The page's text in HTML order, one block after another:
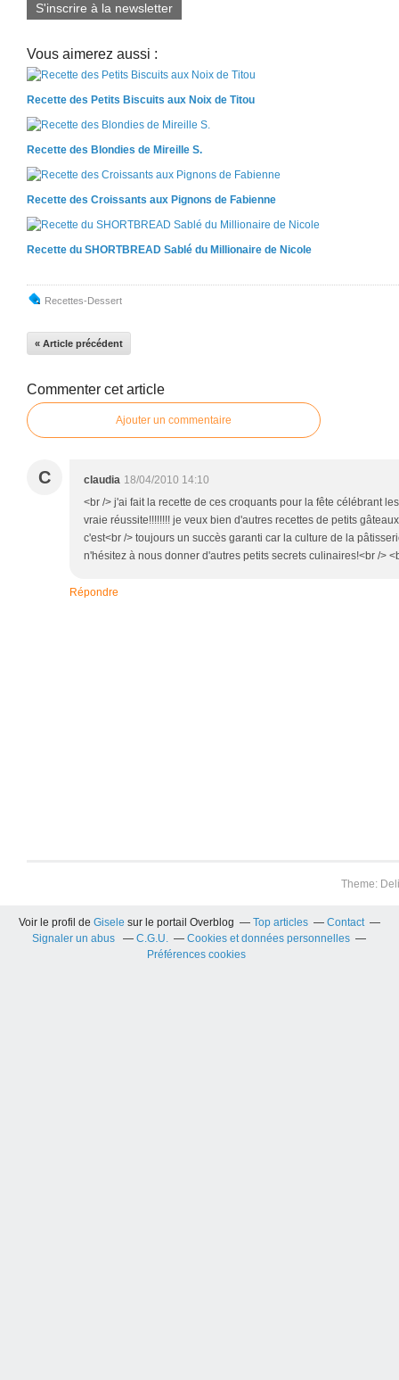
S'inscrire à la newsletter
Vous aimerez aussi :
Recette des Petits Biscuits aux Noix de Titou
Recette des Blondies de Mireille S.
Recette des Croissants aux Pignons de Fabienne
Recette du SHORTBREAD Sablé du Millionaire de Nicole
Recettes-Dessert
« Article précédent
Commenter cet article
Ajouter un commentaire
C claudia 18/04/2010 14:10
<br /> j'ai fait la recette de ces croquants pour la fête célébrant
vraie réussite!!!!!!!! je veux bien d'autres recettes de petits
c'est<br /> toujours un succès garanti car la culture de la
n'hésitez à nous donner d'autres petits secrets culinaires!<br />
Répondre
Theme:
Voir le profil de Gisele sur le portail Overblog Top articles
Contact
Signaler un abus
C.G.U.
Cookies et données personnelles
Préférences cookies